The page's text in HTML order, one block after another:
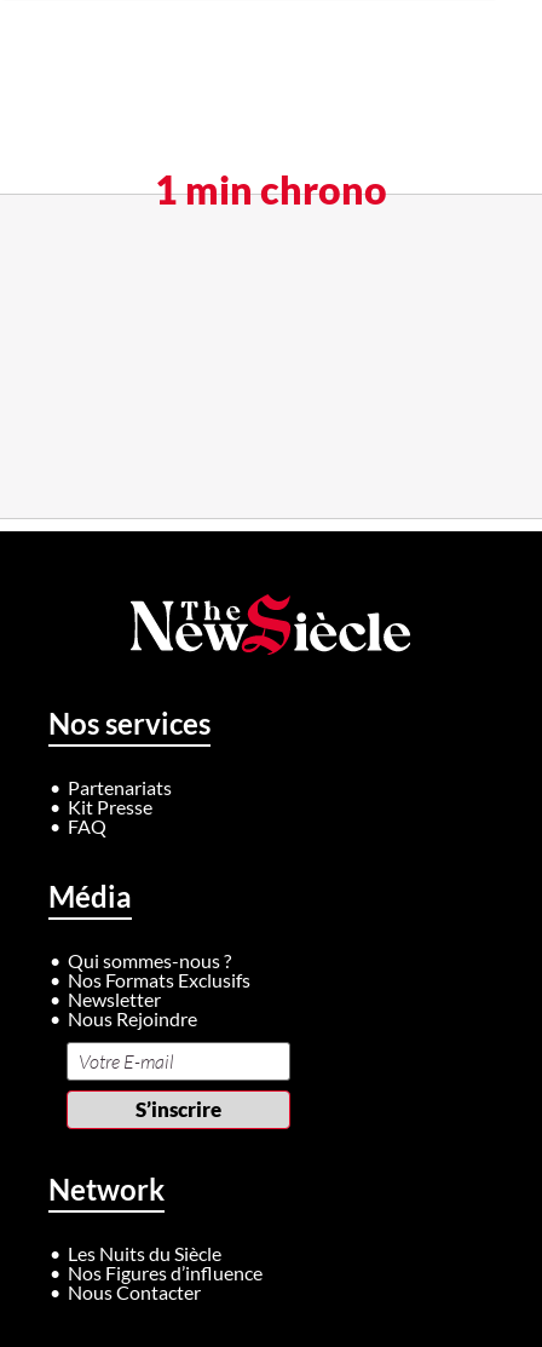
1 min chrono
Nos services
Partenariats
Kit Presse
FAQ
Média
Qui sommes-nous ?
Nos Formats Exclusifs
Newsletter
Nous Rejoindre
Network
Les Nuits du Siècle
Nos Figures d’influence
Nous Contacter